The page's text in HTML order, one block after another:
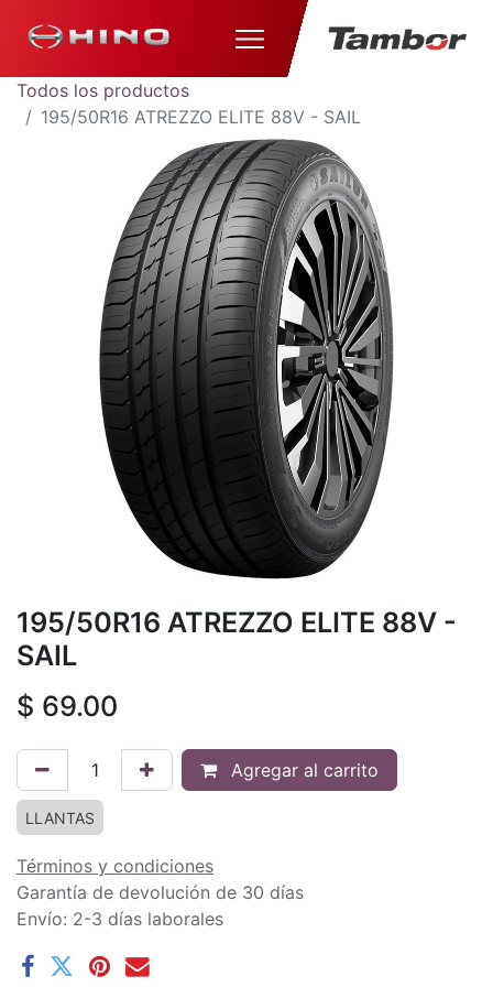
Todos los productos
195/50R16 ATREZZO ELITE 88V - SAIL
195/50R16 ATREZZO ELITE 88V -
SAIL
$ 69.00
Agregar al carrito
LLANTAS
Términos y condiciones
Garantía de devolución de 30 días
Envío: 2-3 días laborales